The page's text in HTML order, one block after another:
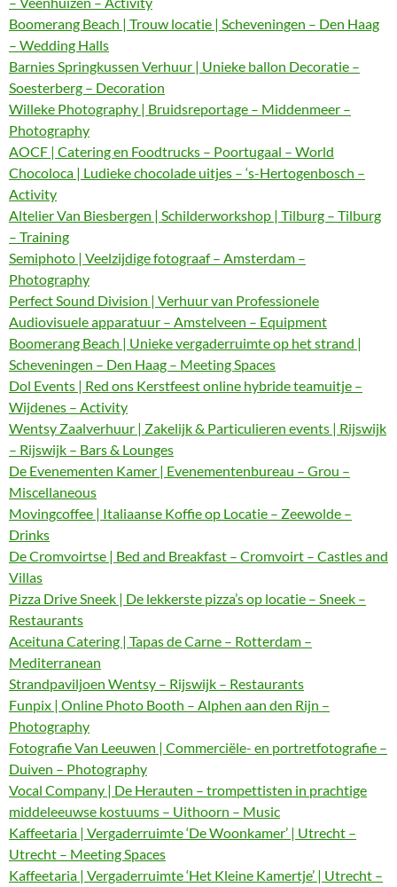
Boomerang Beach | Trouw locatie | Scheveningen – Den Haag
– Wedding Halls
Barnies Springkussen Verhuur | Unieke ballon Decoratie –
Soesterberg – Decoration
Willeke Photography | Bruidsreportage – Middenmeer –
Photography
AOCF | Catering en Foodtrucks – Poortugaal – World
Chocoloca | Ludieke chocolade uitjes – ‘s-Hertogenbosch –
Activity
Altelier Van Biesbergen | Schilderworkshop | Tilburg – Tilburg
– Training
Semiphoto | Veelzijdige fotograaf – Amsterdam –
Photography
Perfect Sound Division | Verhuur van Professionele
Audiovisuele apparatuur – Amstelveen – Equipment
Boomerang Beach | Unieke vergaderruimte op het strand |
Scheveningen – Den Haag – Meeting Spaces
Dol Events | Red ons Kerstfeest online hybride teamuitje –
Wijdenes – Activity
Wentsy Zaalverhuur | Zakelijk & Particulieren events | Rijswijk
– Rijswijk – Bars & Lounges
De Evenementen Kamer | Evenementenbureau – Grou –
Miscellaneous
Movingcoffee | Italiaanse Koffie op Locatie – Zeewolde –
Drinks
De Cromvoirtse | Bed and Breakfast – Cromvoirt – Castles and
Villas
Pizza Drive Sneek | De lekkerste pizza’s op locatie – Sneek –
Restaurants
Aceituna Catering | Tapas de Carne – Rotterdam –
Mediterranean
Strandpaviljoen Wentsy – Rijswijk – Restaurants
Funpix | Online Photo Booth – Alphen aan den Rijn –
Photography
Fotografie Van Leeuwen | Commerciële- en portretfotografie –
Duiven – Photography
Vocal Company | De Herauten – trompettisten in prachtige
middeleeuwse kostuums – Uithoorn – Music
Kaffeetaria | Vergaderruimte ‘De Woonkamer’ | Utrecht –
Utrecht – Meeting Spaces
Kaffeetaria | Vergaderruimte ‘Het Kleine Kamertje’ | Utrecht –